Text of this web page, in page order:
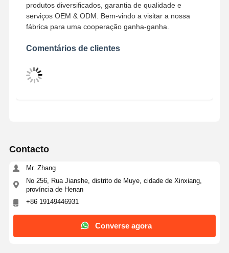
produtos diversificados, garantia de qualidade e
serviços OEM & ODM. Bem-vindo a visitar a nossa
fábrica para uma cooperação ganha-ganha.
Comentários de clientes
Contacto
Mr. Zhang
No 256, Rua Jianshe, distrito de Muye, cidade de Xinxiang,
província de Henan
+86 19149446931
Converse agora